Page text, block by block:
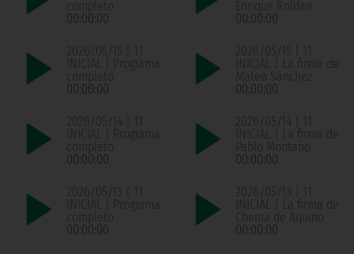
completo
00:00:00
Enrique Roldan
00:00:00
2026/05/15 | 11
INICIAL | Programa
completo
00:00:00
2026/05/15 | 11
INICIAL | La firma de
Mateo Sánchez
00:00:00
2026/05/14 | 11
INICIAL | Programa
completo
00:00:00
2026/05/14 | 11
INICIAL | La firma de
Pablo Montaño
00:00:00
2026/05/13 | 11
INICIAL | Programa
completo
00:00:00
2026/05/13 | 11
INICIAL | La firma de
Chema de Aquino
00:00:00